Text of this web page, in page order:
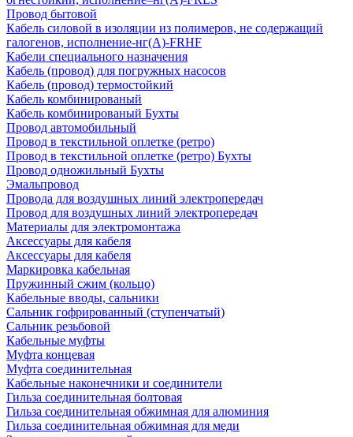
Провод бытовой
Кабель силовой в изоляции из полимеров, не содержащий
галогенов, исполнение-нг(А)-FRHF
Кабели специального назначения
Кабель (провод) для погружных насосов
Кабель (провод) термостойкий
Кабель комбинированый
Кабель комбинированый Бухты
Провод автомобильный
Провод в текстильной оплетке (ретро)
Провод в текстильной оплетке (ретро) Бухты
Провод одножильный Бухты
Эмальпровод
Провода для воздушных линий электропередач
Провод для воздушных линий электропередач
Материалы для электромонтажа
Аксессуары для кабеля
Аксессуары для кабеля
Маркировка кабельная
Пружинный сжим (кольцо)
Кабельные вводы, сальники
Сальник гофрированный (ступенчатый)
Сальник резьбовой
Кабельные муфты
Муфта концевая
Муфта соединительная
Кабельные наконечники и соединители
Гильза соединительная болтовая
Гильза соединительная обжимная для алюминия
Гильза соединительная обжимная для меди